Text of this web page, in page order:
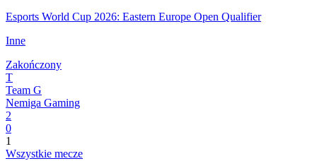
Esports World Cup 2026: Eastern Europe Open Qualifier
Inne
Zakończony
T
Team G
Nemiga Gaming
2
0
1
Wszystkie mecze